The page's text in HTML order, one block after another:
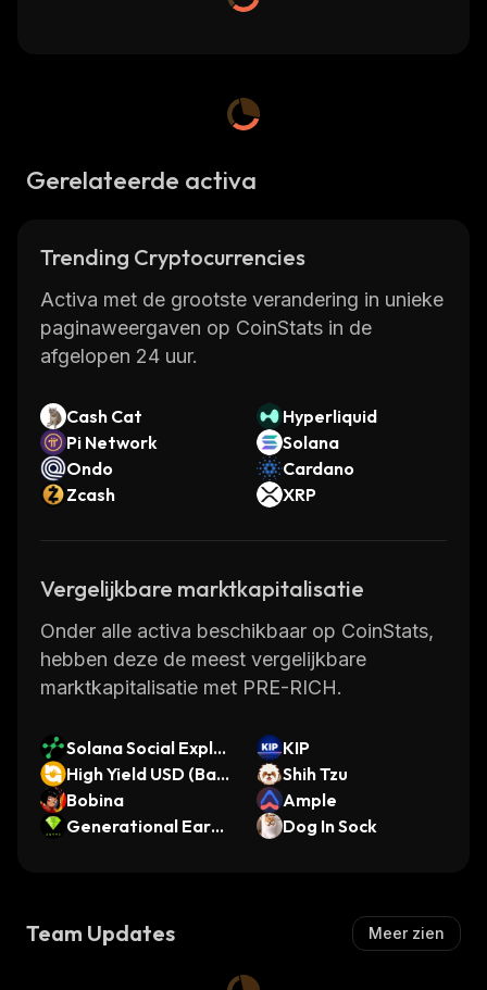
Gerelateerde activa
Trending Cryptocurrencies
Activa met de grootste verandering in unieke
paginaweergaven op CoinStats in de
afgelopen 24 uur.
Cash Cat
Hyperliquid
Pi Network
Solana
Ondo
Cardano
Zcash
XRP
Vergelijkbare marktkapitalisatie
Onder alle activa beschikbaar op CoinStats,
hebben deze de meest vergelijkbare
marktkapitalisatie met PRE-RICH.
Solana Social Explor
er
KIP
High Yield USD (Bas
e)
Shih Tzu
Bobina
Ample
Generational Earni
Dog In Sock
Team Updates Meer zien